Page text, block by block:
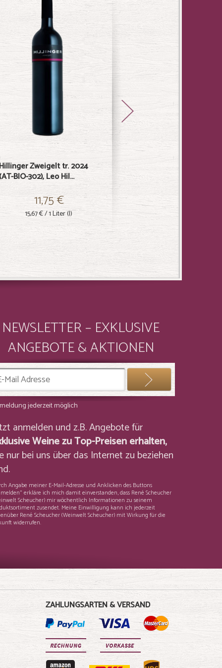
Zweigelt tr. 2024
BIO-302), Leo Hil...
11,75 €
15,67 €/ 1 Liter (l)
Hill 1 Rotweincuvée tr. 2020
(AT-BIO-302), Leo Hi...
39,50 €
/ 1 Liter (l)
NEWSLETTER – EXKLUSIVE
ANGEBOTE & AKTIONEN
jederzeit möglich
anmelden und z.B. Angebote für
Weine zu Top-Preisen erhalten,
nur bei uns über das Internet zu beziehen
Angabe meiner E-Mail-Adresse und Anklicken des Buttons
erkläre ich mich damit einverstanden, dass René Scheucher
Scheucher) mir wöchentlich Informationen zu seinem
zusendet. Meine Einwilligung kann ich jederzeit
René Scheucher (Weinwelt Scheucher) mit Wirkung für die
widerrufen.
ZAHLUNGSARTEN & VERSAND